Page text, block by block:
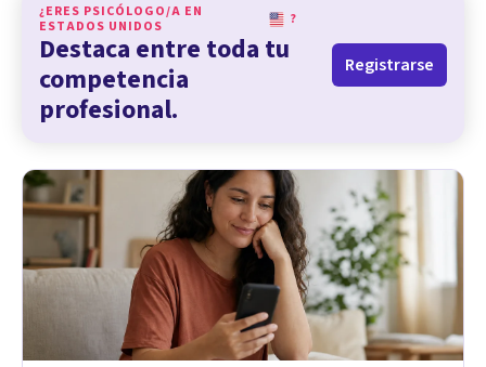
¿ERES PSICÓLOGO/A EN
ESTADOS UNIDOS
?
Destaca entre toda tu
competencia
profesional.
Registrarse